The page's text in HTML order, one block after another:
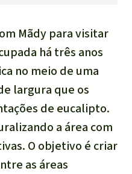
Mãdy para visitar
há três anos
no meio de uma
largura que os
de eucalipto.
a área com
O objetivo é criar
as áreas